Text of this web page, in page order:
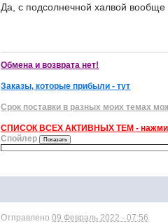
Да, с подсолнечной халвой вообще
Обмена и возврата нет!
Заказы, которые прибыли - тут
Срок поставки в разных моих темах
СПИСОК ВСЕХ АКТИВНЫХ ТЕМ -
Спойлер
Отправлено09 Февраль 2022 - 07:56